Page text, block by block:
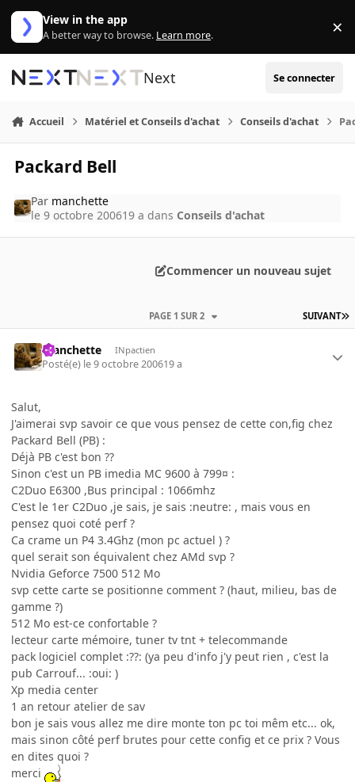
Aller au contenu
View in the app
A better way to browse. Learn more. ×
Next Se connecter
Accueil Matériel et Conseils d'achat Conseils d'achat
Packard Bell
Par manchette
le 9 octobre 200619 a dans Conseils d'achat
Commencer un nouveau sujet
SUIVANT
PAGE 1 SUR 2
manchette INpactien
Posté(e) le 9 octobre 200619 a
Salut,
J'aimerai svp savoir ce que vous pensez de cette con,fig chez
Packard Bell (PB) :
Déjà PB c'est bon ??
Sinon c'est un PB imedia MC 9600 à 799¤ :
C2Duo E6300 ,Bus principal : 1066mhz
C'est le 1er C2Duo ,je sais, je sais :neutre: , mais vous en
pensez quoi coté perf ?
Ca crame un P4 3.4Ghz (mon pc actuel ) ?
quel serait son équivalent chez AMd svp ?
Nvidia Geforce 7500 512 Mo
svp cette carte se positionne comment ? (haut, milieu, bas de
gamme ?)
512 Mo est-ce confortable ?
lecteur carte mémoire, tuner tv tnt + telecommande
pack logiciel complet :??: (ya peu d'info j'y peut rien , c'est la
pub Carrouf... :oui: )
Xp media center
1 an retour atelier de sav
bon je sais vous allez me dire monte ton pc toi mêm etc... ok,
mais sinon côté perf brutes pour cette config et ce prix ? Vous
en dites quoi ?
merci